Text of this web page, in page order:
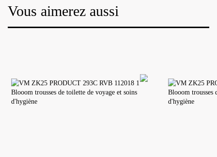
Vous aimerez aussi